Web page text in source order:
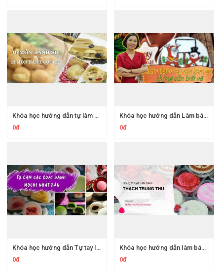
Khóa học hướng dẫn tự làm 10 Món bánh su và 12 món bánh cookie
0đ
Khóa học hướng dẫn Làm bánh rau câu kem bơ không cần biết vẽ
0đ
Khóa học hướng dẫn Tự tay làm các loại bánh Mochi Nhật Bản bổ ích
0đ
Khóa học hướng dẫn làm bánh thạch trung thu ngon cho con tại nhà
0đ